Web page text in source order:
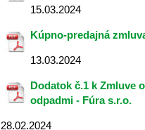
15.03.2024
Kúpno-predajná
13.03.2024
Dodatok č.1 k Zmluve
odpadmi - Fúra s.r.o.
28.02.2024